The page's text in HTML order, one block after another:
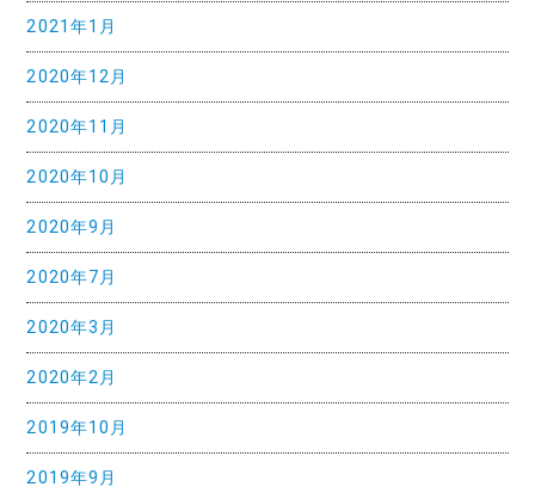
2021年1月
2020年12月
2020年11月
2020年10月
2020年9月
2020年7月
2020年3月
2020年2月
2019年10月
2019年9月